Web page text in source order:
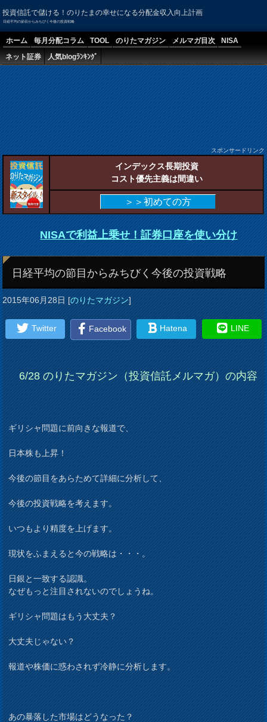
投資信託で儲ける！のりたまの幸せになる分配金収入向上計画
日経平均の節目からみちびく今後の投資戦略
ホーム 毎月分配コラム TOOL のりたマガジン メルマガ目次
NISA
ネット証券
人気blogﾗﾝｷﾝｸﾞ
スポンサードリンク
インデックス長期投資
コスト優先主義は間違い
＞＞初めての方
NISAで利益上乗せ！証券口座を使い分け
日経平均の節目からみちびく今後の投資戦略
2015年06月28日[のりたマガジン]
Twitter Facebook Hatena LINE
6/28 のりたマガジン（投資信託メルマガ）の内容
ギリシャ問題に前向きな報道で、
日本株も上昇！
今後の節目をあらためて詳細に分析して、
今後の投資戦略を考えます。
いつもより精度を上げます。
現状をふまえると今の戦略は・・・。
日銀と一致する認識。
なぜもっと注目されないのでしょうね。
ギリシャ問題はもう大丈夫？
大丈夫じゃない？
報道や株価に惑わされず冷静に分析します。
あの暴落した市場はどうなった？